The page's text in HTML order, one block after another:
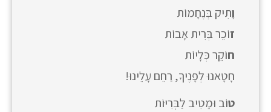
וָתִיק בְּנֶחָמוֹת
זוֹכֵר בְּרִית אָבוֹת
חוֹקֵר כְּלָיוֹת
חָטָאנוּ לְפָנֶיךָ, רַחֵם עָלֵינוּ!
טוֹב וּמֵטִיב לַבְּרִיּוֹת